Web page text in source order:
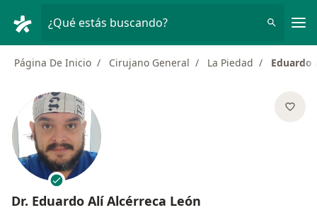
¿Qué estás buscando?
Página De Inicio Cirujano General La Piedad Eduardo
Dr. Eduardo Alí Alcérreca León